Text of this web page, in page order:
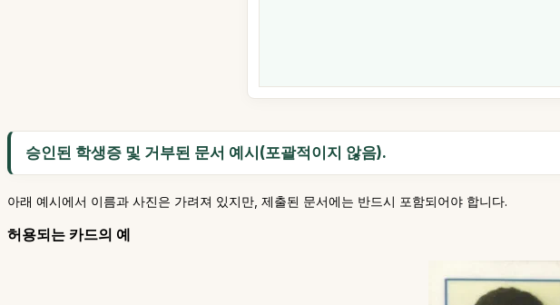
승인된 학생증 및 거부된 문서 예시(포괄적이지 않음).
아래 예시에서 이름과 사진은 가려져 있지만, 제출된 문서에는 반드시 포함되어야 합니다.
허용되는 카드의 예